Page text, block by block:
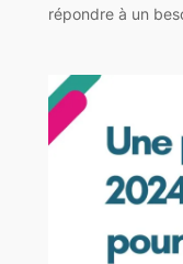
répondre à un